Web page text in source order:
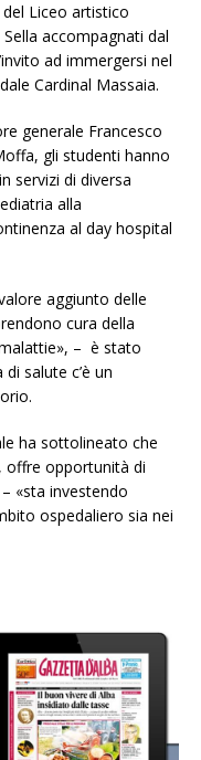
Liceo artistico
accompagnati dal
ad immergersi nel
Cardinal Massaia.
generale Francesco
gli studenti hanno
servizi di diversa
alla
al day hospital
aggiunto delle
cura della
– è stato
salute c’è un
ha sottolineato che
offre opportunità di
«sta investendo
ospedaliero sia nei